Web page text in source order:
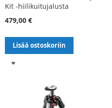
Kit -hiilikuitujalusta
479,00 €
Lisää ostoskoriin